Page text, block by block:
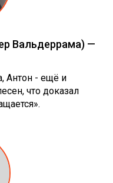
Вальдеррама) —
Антон - ещё и
что доказал